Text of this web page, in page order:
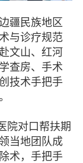
疆民族地区
与诊疗规范
文山、红河
查房、手术
技术手把手
对口帮扶期
当地团队成
术，手把手